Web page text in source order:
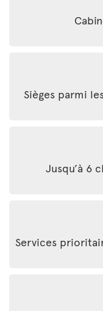
Sièges parmi
Jusqu’à 6
Services